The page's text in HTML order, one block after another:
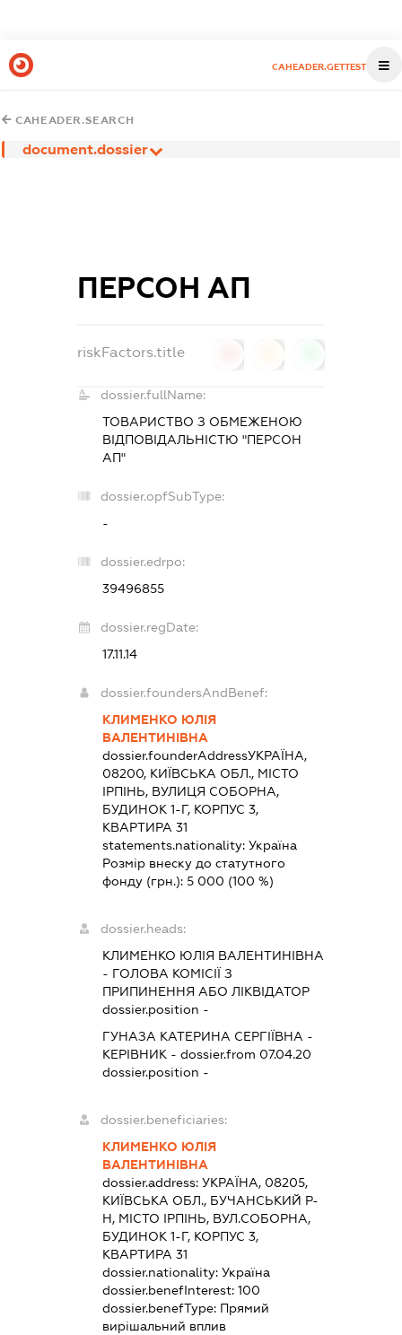
CAHEADER.GETTEST
CAHEADER.SEARCH
document.dossier
ПЕРСОН АП
riskFactors.title
dossier.fullName:
ТОВАРИСТВО З ОБМЕЖЕНОЮ
ВІДПОВІДАЛЬНІСТЮ "ПЕРСОН
АП"
dossier.opfSubType:
-
dossier.edrpo:
39496855
dossier.regDate:
17.11.14
dossier.foundersAndBenef:
КЛИМЕНКО ЮЛІЯ
ВАЛЕНТИНІВНА
dossier.founderAddressУКРАЇНА,
08200, КИЇВСЬКА ОБЛ., МІСТО
ІРПІНЬ, ВУЛИЦЯ СОБОРНА,
БУДИНОК 1-Г, КОРПУС 3,
КВАРТИРА 31
statements.nationality: Україна
Розмір внеску до статутного
фонду (грн.): 5 000 (100 %)
dossier.heads:
КЛИМЕНКО ЮЛІЯ ВАЛЕНТИНІВНА
- ГОЛОВА КОМІСІЇ З
ПРИПИНЕННЯ АБО ЛІКВІДАТОР
dossier.position -
ГУНАЗА КАТЕРИНА СЕРГІЇВНА -
КЕРІВНИК - dossier.from 07.04.20
dossier.position -
dossier.beneficiaries:
КЛИМЕНКО ЮЛІЯ
ВАЛЕНТИНІВНА
dossier.address: УКРАЇНА, 08205,
КИЇВСЬКА ОБЛ., БУЧАНСЬКИЙ Р-
Н, МІСТО ІРПІНЬ, ВУЛ.СОБОРНА,
БУДИНОК 1-Г, КОРПУС 3,
КВАРТИРА 31
dossier.nationality: Україна
dossier.benefInterest: 100
dossier.benefType: Прямий
вирішальний вплив